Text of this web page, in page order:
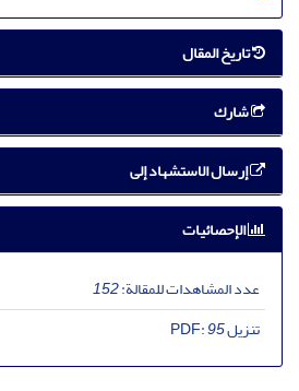
تاریخ المقال
شارك
إرسال الاستشهاد إلى
الإحصائيات
عدد المشاهدات للمقالة:152
تنزیل PDF:95